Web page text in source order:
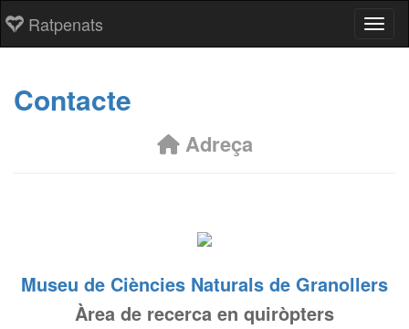
Ratpenats
Contacte
Adreça
Museu de Ciències Naturals de Granollers
Àrea de recerca en quiròpters